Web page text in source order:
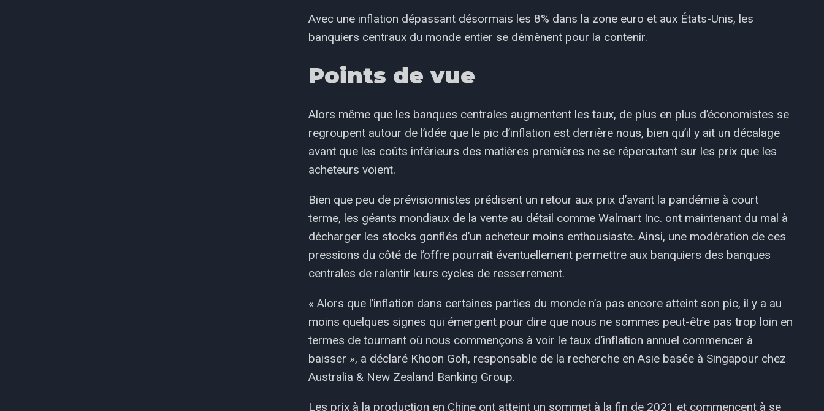
Avec une inflation dépassant désormais les 8% dans la zone euro et aux États-Unis, les
banquiers centraux du monde entier se démènent pour la contenir.
Points de vue
Alors même que les banques centrales augmentent les taux, de plus en plus d’économistes se
regroupent autour de l’idée que le pic d’inflation est derrière nous, bien qu’il y ait un décalage
avant que les coûts inférieurs des matières premières ne se répercutent sur les prix que les
acheteurs voient.
Bien que peu de prévisionnistes prédisent un retour aux prix d’avant la pandémie à court
terme, les géants mondiaux de la vente au détail comme Walmart Inc. ont maintenant du mal à
décharger les stocks gonflés d’un acheteur moins enthousiaste. Ainsi, une modération de ces
pressions du côté de l’offre pourrait éventuellement permettre aux banquiers des banques
centrales de ralentir leurs cycles de resserrement.
« Alors que l’inflation dans certaines parties du monde n’a pas encore atteint son pic, il y a au
moins quelques signes qui émergent pour dire que nous ne sommes peut-être pas trop loin en
termes de tournant où nous commençons à voir le taux d’inflation annuel commencer à
baisser », a déclaré Khoon Goh, responsable de la recherche en Asie basée à Singapour chez
Australia & New Zealand Banking Group.
Les prix à la production en Chine ont atteint un sommet à la fin de 2021 et commencent à se